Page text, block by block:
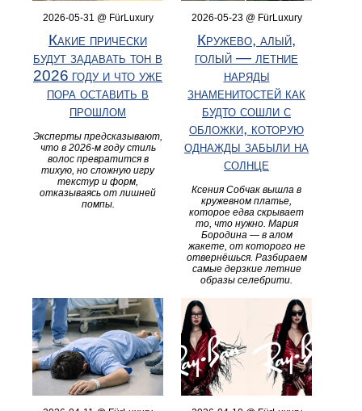
2026-05-31 @ FürLuxury
Какие прически
будут задавать тон в
2026 году и что уже
пора оставить в
прошлом
Эксперты предсказывают,
что в 2026‑м году стиль
волос превратится в
тихую, но сложную игру
текстур и форм,
отказываясь от лишней
помпы.
2026-05-23 @ FürLuxury
Кружево, алый,
голый — летние
наряды
знаменитостей как
будто сошли с
обложки, которую
однажды забыли на
солнце
Ксения Собчак вышла в
кружевном платье,
которое едва скрывает
то, что нужно. Мария
Бородина — в алом
жакете, от которого не
отвернёшься. Разбираем
самые дерзкие летние
образы селебрити.